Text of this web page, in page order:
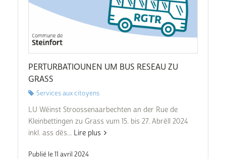
PERTURBATIOUNEN UM BUS RESEAU ZU
GRASS
Services aux citoyens
LU Wéinst Stroossenaarbechten an der Rue de
Kleinbettingen zu Grass vum 15. bis 27. Abrëll 2024
inkl. ass dës... Lire plus
Publié le 11 avril 2024